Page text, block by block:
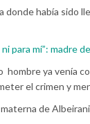
donde había sido
para mí”: madre
hombre ya venía
el crimen y
de